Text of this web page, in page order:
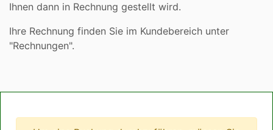
Ihnen dann in Rechnung gestellt wird.
Ihre Rechnung finden Sie im Kundebereich unter
"Rechnungen".